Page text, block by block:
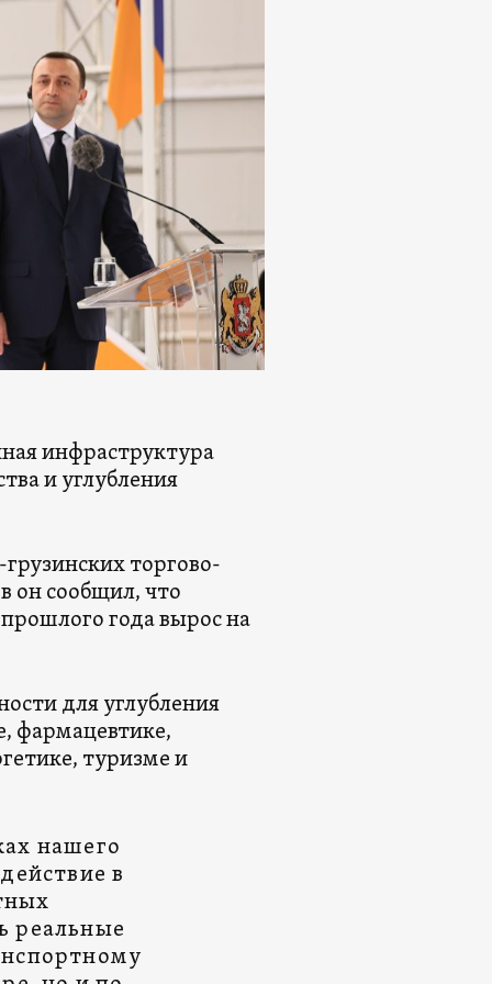
инфраструктура
и углубления
торгово-
он сообщил, что
года вырос на
для углубления
фармацевтике,
туризме и
нашего
в
реальные